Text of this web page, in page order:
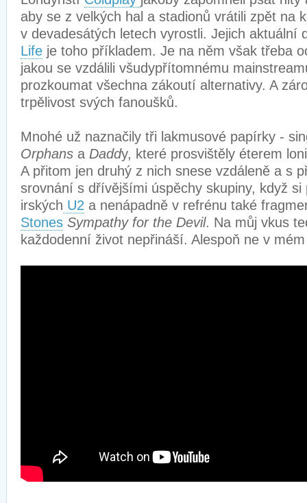
aby se z velkých hal a stadionů vrátili zpět na
v devadesátých letech vyrostli. Jejich aktuální
Life je toho příkladem. Je na něm však třeba
jakou se vzdálili všudypřítomnému
prozkoumat všechna zákoutí alternativy. A
trpělivost svých fanoušků.
Mnohé už naznačily tři lakmusové papírky -
Orphans a Daddy, které prosvištěly éterem
A přitom jen druhý z nich snese vzdáleně a s
srovnání s dřívějšími úspěchy skupiny, když si
irských U2 a nenápadně v refrénu také
Stones Sympathy for the Devil. Na můj vkus
každodenní život nepřináší. Alespoň ne v